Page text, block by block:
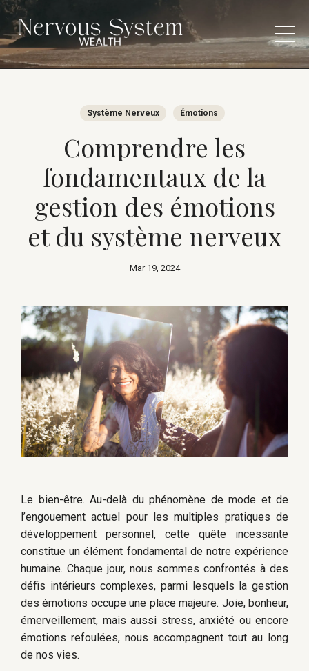
Comprendre les
fondamentaux de la
gestion des émotions
et du système nerveux
Système Nerveux Émotions
Mar 19, 2024
Le bien-être. Au-delà du phénomène de mode et de
l’engouement actuel pour les multiples pratiques de
développement personnel, cette quête incessante
constitue un élément fondamental de notre expérience
humaine. Chaque jour, nous sommes confrontés à des
défis intérieurs complexes, parmi lesquels la gestion
des émotions occupe une place majeure. Joie, bonheur,
émerveillement, mais aussi stress, anxiété ou encore
émotions refoulées, nous accompagnent tout au long
de nos vies.